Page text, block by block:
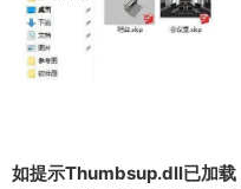
如提示Thumbsup.dll已加